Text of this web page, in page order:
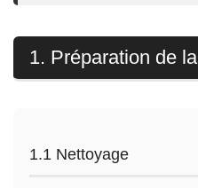
1. Préparation de
1.1 Nettoyage